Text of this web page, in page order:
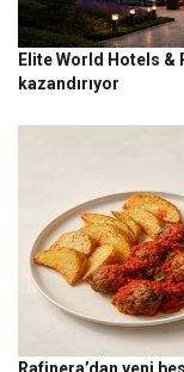
Elite World Hotels &
kazandırıyor